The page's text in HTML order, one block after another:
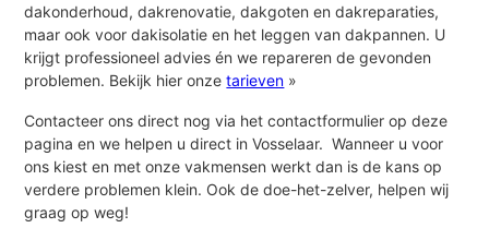
dakonderhoud, dakrenovatie, dakgoten en dakreparaties,
maar ook voor dakisolatie en het leggen van dakpannen. U
krijgt professioneel advies én we repareren de gevonden
problemen. Bekijk hier onzetarieven »
Contacteer ons direct nog via het contactformulier op deze
pagina en we helpen u direct in Vosselaar. Wanneer u voor
ons kiest en met onze vakmensen werkt dan is de kans op
verdere problemen klein. Ook de doe-het-zelver, helpen wij
graag op weg!